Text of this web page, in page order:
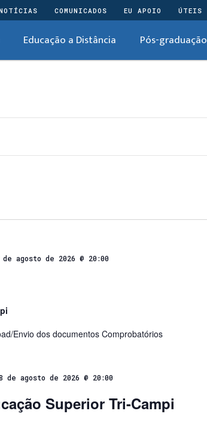
COMUNICADOS EU APOIO ÚTEIS
Educação a Distância Pós-graduação
de agosto de 2026 @ 20:00
Envio dos documentos Comprobatórios
de agosto de 2026 @ 20:00
Superior Tri-Campi